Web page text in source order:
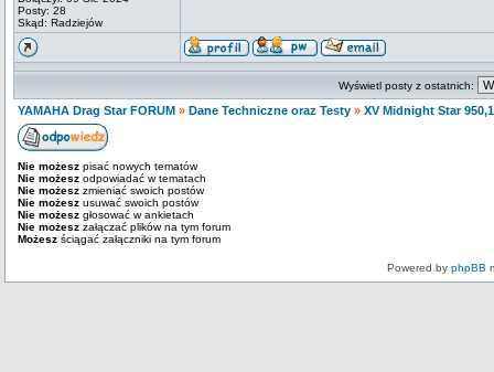
Posty: 28
Skąd: Radziejów
Wyświetl posty z ostatnich:
YAMAHA Drag Star FORUM » Dane Techniczne oraz Testy » XV Midnight Star
Nie możesz pisać nowych tematów
Nie możesz odpowiadać w tematach
Nie możesz zmieniać swoich postów
Nie możesz usuwać swoich postów
Nie możesz głosować w ankietach
Nie możesz załączać plików na tym forum
Możesz ściągać załączniki na tym forum
Powered by phpBB